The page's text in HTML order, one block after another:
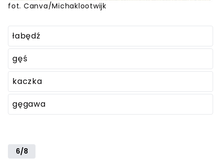
fot. Canva/Michaklootwijk
łabędź
gęś
kaczka
gęgawa
6/8